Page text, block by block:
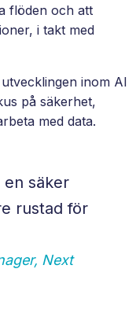
flöden och att
i takt med
inom AI
på säkerhet,
med data.
en säker
rustad för
Next